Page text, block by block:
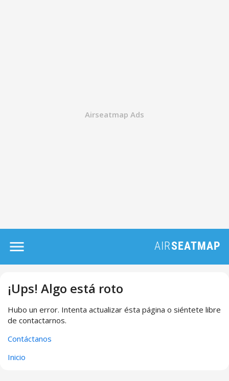
¡Ups! Algo está roto
Hubo un error. Intenta actualizar ésta página o siéntete libre
de contactarnos.
Contáctanos
Inicio